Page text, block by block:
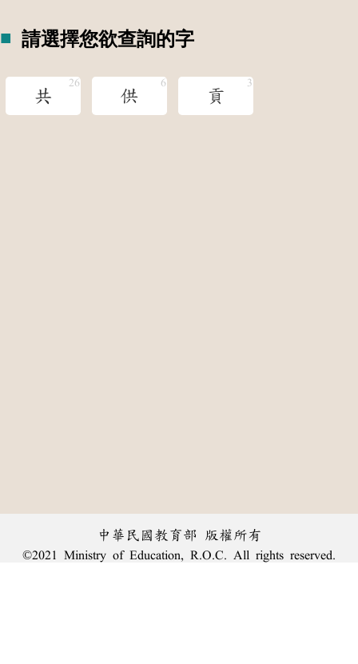
請選擇您欲查詢的字
共 供 貢
中華民國教育部 版權所有
©2021 Ministry of Education, R.O.C. All rights reserved.